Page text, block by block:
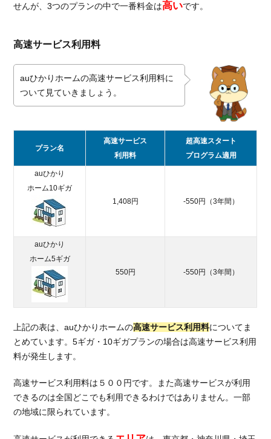
法は
る？
かり
の公
式キ
ン
2.1.1.
新規申
し込み
で工事
費が実
auスマ
ホとセ
ットで
割引
2.2.
代理
キャ
ンペ
ーン
せんが、3つのプランの中で一番料金は高いです。
高速サービス利用料
auひかりホームの高速サービス利用料に
ついて見ていきましょう。
プラン名
高速サービス
利用料
超高速スタート
プログラム適用
auひかり
ホーム10ギガ
1,408円
-550円（3年間）
auひかり
ホーム5ギガ
550円
-550円（3年間）
上記の表は、auひかりホームの高速サービス利用料についてま
とめています。5ギガ・10ギガプランの場合は高速サービス利用
料が発生します。
高速サービス利用料は５００円です。また高速サービスが利用
できるのは全国どこでも利用できるわけではありません。一部
の地域に限られています。